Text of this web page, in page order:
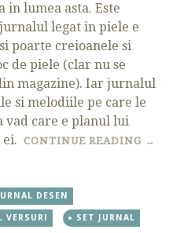
in lumea asta. Este
legat in piele e
poarte creioanele si
de piele (clar nu se
magazine). Iar jurnalul
si melodiile pe care le
vad care e planul lui
CONTINUE READING →
DESEN
VERSURI
SET JURNAL